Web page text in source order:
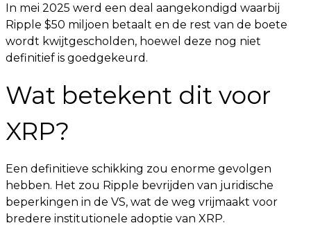
In mei 2025 werd een deal aangekondigd waarbij
Ripple $50 miljoen betaalt en de rest van de boete
wordt kwijtgescholden, hoewel deze nog niet
definitief is goedgekeurd.
Wat betekent dit voor
XRP?
Een definitieve schikking zou enorme gevolgen
hebben. Het zou Ripple bevrijden van juridische
beperkingen in de VS, wat de weg vrijmaakt voor
bredere institutionele adoptie van XRP.